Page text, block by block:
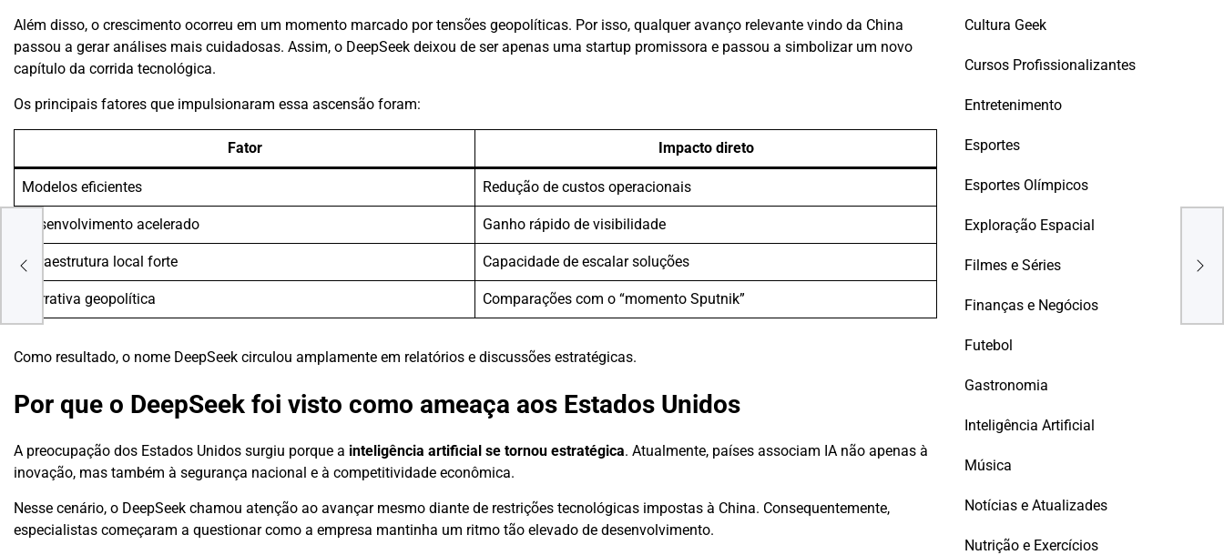
Além disso, o crescimento ocorreu em um momento marcado por tensões geopolíticas. Por isso, qualquer avanço relevante vindo da China
passou a gerar análises mais cuidadosas. Assim, o DeepSeek deixou de ser apenas uma startup promissora e passou a simbolizar um novo
capítulo da corrida tecnológica.
Os principais fatores que impulsionaram essa ascensão foram:
Fator Impacto direto
Modelos eficientes Redução de custos operacionais
Desenvolvimento acelerado Ganho rápido de visibilidade
Infraestrutura local forte Capacidade de escalar soluções
Narrativa geopolítica Comparações com o “momento Sputnik”
Como resultado, o nome DeepSeek circulou amplamente em relatórios e discussões estratégicas.
Por que o DeepSeek foi visto como ameaça aos Estados Unidos
A preocupação dos Estados Unidos surgiu porque a inteligência artificial se tornou estratégica. Atualmente, países associam IA não apenas à
inovação, mas também à segurança nacional e à competitividade econômica.
Nesse cenário, o DeepSeek chamou atenção ao avançar mesmo diante de restrições tecnológicas impostas à China. Consequentemente,
especialistas começaram a questionar como a empresa mantinha um ritmo tão elevado de desenvolvimento.
Cultura Geek
Cursos Profissionalizantes
Entretenimento
Esportes
Esportes Olímpicos
Exploração Espacial
Filmes e Séries
Finanças e Negócios
Futebol
Gastronomia
Inteligência Artificial
Música
Notícias e Atualizades
Nutrição e Exercícios